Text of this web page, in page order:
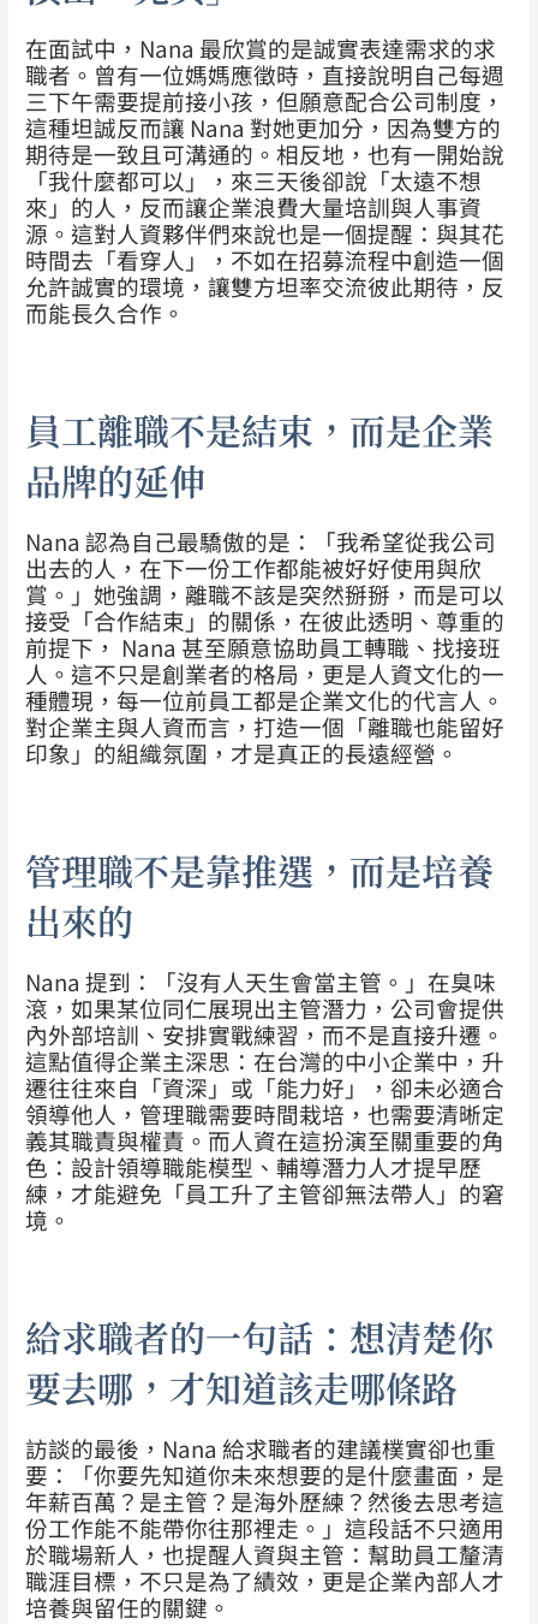
在面試中，Nana 最欣賞的是誠實表達需求的求
職者。曾有一位媽媽應徵時，直接說明自己每週
三下午需要提前接小孩，但願意配合公司制度，
這種坦誠反而讓 Nana 對她更加分，因為雙方的
期待是一致且可溝通的。相反地，也有一開始說
「我什麼都可以」，來三天後卻說「太遠不想
來」的人，反而讓企業浪費大量培訓與人事資
源。這對人資夥伴們來說也是一個提醒：與其花
時間去「看穿人」，不如在招募流程中創造一個
允許誠實的環境，讓雙方坦率交流彼此期待，反
而能長久合作。
員工離職不是結束，而是企業
品牌的延伸
Nana 認為自己最驕傲的是：「我希望從我公司
出去的人，在下一份工作都能被好好使用與欣
賞。」她強調，離職不該是突然掰掰，而是可以
接受「合作結束」的關係，在彼此透明、尊重的
前提下， Nana 甚至願意協助員工轉職、找接班
人。這不只是創業者的格局，更是人資文化的一
種體現，每一位前員工都是企業文化的代言人。
對企業主與人資而言，打造一個「離職也能留好
印象」的組織氛圍，才是真正的長遠經營。
管理職不是靠推選，而是培養
出來的
Nana 提到：「沒有人天生會當主管。」在臭味
滾，如果某位同仁展現出主管潛力，公司會提供
內外部培訓、安排實戰練習，而不是直接升遷。
這點值得企業主深思：在台灣的中小企業中，升
遷往往來自「資深」或「能力好」，卻未必適合
領導他人，管理職需要時間栽培，也需要清晰定
義其職責與權責。而人資在這扮演至關重要的角
色：設計領導職能模型、輔導潛力人才提早歷
練，才能避免「員工升了主管卻無法帶人」的窘
境。
給求職者的一句話：想清楚你
要去哪，才知道該走哪條路
訪談的最後，Nana 給求職者的建議樸實卻也重
要：「你要先知道你未來想要的是什麼畫面，是
年薪百萬？是主管？是海外歷練？然後去思考這
份工作能不能帶你往那裡走。」這段話不只適用
於職場新人，也提醒人資與主管：幫助員工釐清
職涯目標，不只是為了績效，更是企業內部人才
培養與留任的關鍵。